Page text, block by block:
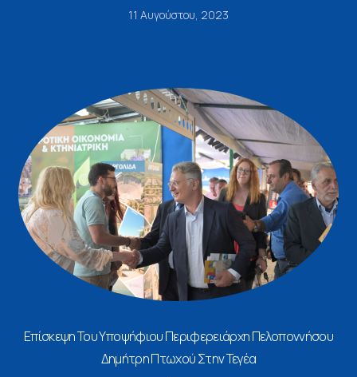
11 Αυγούστου, 2023
Επίσκεψη Του Υποψήφιου Περιφερειάρχη Πελοποννήσου
Δημήτρη Πτωχού Στην Τεγέα